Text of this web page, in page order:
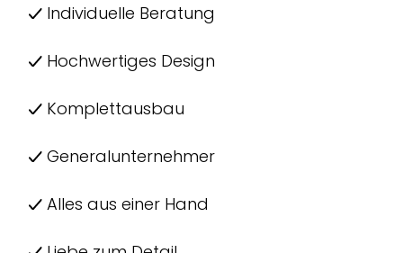
Individuelle Beratung
Hochwertiges Design
Komplettausbau
Generalunternehmer
Alles aus einer Hand